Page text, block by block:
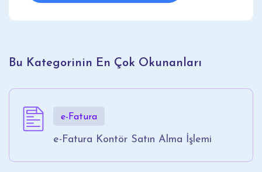
Bu Kategorinin En Çok Okunanları
e-Fatura
e-Fatura Kontör Satın Alma İşlemi